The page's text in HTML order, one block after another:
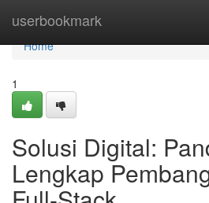
userbookmark
Home
Home
1
Solusi Digital:
Lengkap